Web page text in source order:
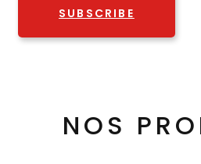
SUBSCRIBE
NOS